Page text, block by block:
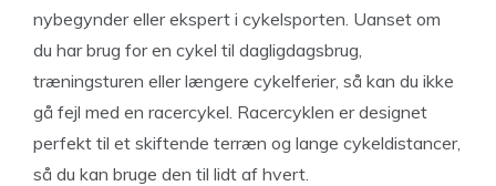
nybegynder eller ekspert i cykelsporten. Uanset om
du har brug for en cykel til dagligdagsbrug,
træningsturen eller længere cykelferier, så kan du ikke
gå fejl med en racercykel. Racercyklen er designet
perfekt til et skiftende terræn og lange cykeldistancer,
så du kan bruge den til lidt af hvert.